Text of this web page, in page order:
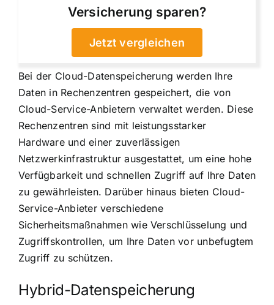
Versicherung sparen?
Jetzt vergleichen
Bei der Cloud-Datenspeicherung werden Ihre
Daten in Rechenzentren gespeichert, die von
Cloud-Service-Anbietern verwaltet werden. Diese
Rechenzentren sind mit leistungsstarker
Hardware und einer zuverlässigen
Netzwerkinfrastruktur ausgestattet, um eine hohe
Verfügbarkeit und schnellen Zugriff auf Ihre Daten
zu gewährleisten. Darüber hinaus bieten Cloud-
Service-Anbieter verschiedene
Sicherheitsmaßnahmen wie Verschlüsselung und
Zugriffskontrollen, um Ihre Daten vor unbefugtem
Zugriff zu schützen.
Hybrid-Datenspeicherung